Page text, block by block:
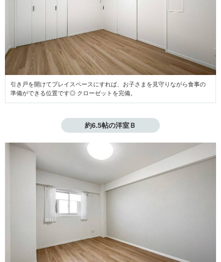
引き戸を開けてプレイスペースにすれば、お子さまを見守りながら食事の
準備ができる位置です◎ クローゼットを完備。
約6.5帖の洋室Ｂ